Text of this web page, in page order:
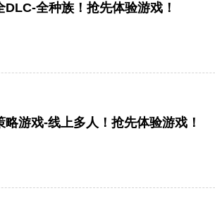
全种族！抢先体验游戏！
游戏-线上多人！抢先体验游戏！